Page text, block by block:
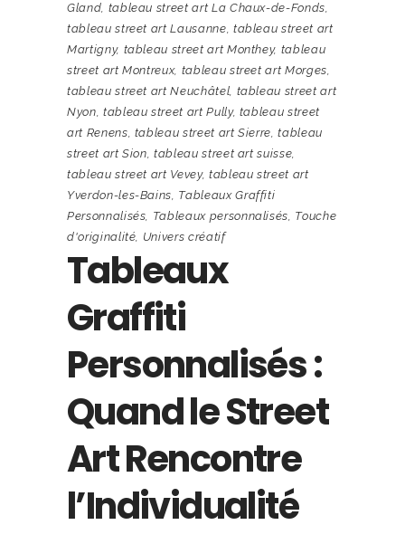
Gland, tableau street art La Chaux-de-Fonds,
tableau street art Lausanne, tableau street art
Martigny, tableau street art Monthey, tableau
street art Montreux, tableau street art Morges,
tableau street art Neuchâtel, tableau street art
Nyon, tableau street art Pully, tableau street
art Renens, tableau street art Sierre,tableau
street art Sion,tableau street art suisse,
tableau street art Vevey, tableau street art
Yverdon-les-Bains, Tableaux Graffiti
Personnalisés, Tableaux personnalisés, Touche
d'originalité, Univers créatif
Tableaux
Graffiti
Personnalisés :
Quand le Street
Art Rencontre
l’Individualité